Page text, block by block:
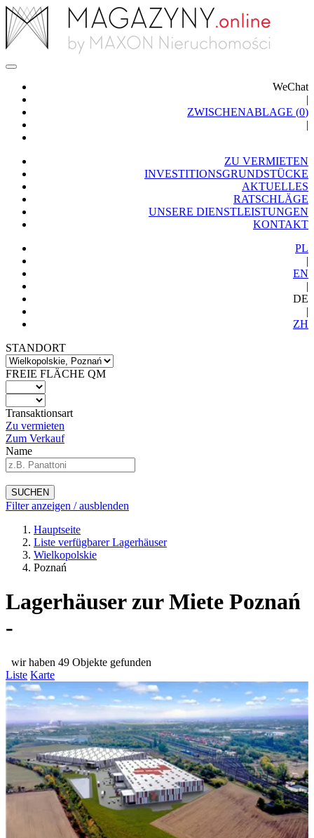
WeChat
|
ZWISCHENABLAGE (0)
|
ZU VERMIETEN
INVESTITIONSGRUNDSTÜCKE
AKTUELLES
RATSCHLÄGE
UNSERE DIENSTLEISTUNGEN
KONTAKT
PL
|
EN
|
DE
|
ZH
STANDORT
FREIE FLÄCHE QM
Transaktionsart
Zu vermieten
Zum Verkauf
Name
SUCHEN
Filter anzeigen / ausblenden
Hauptseite
Liste verfügbarer Lagerhäuser
Wielkopolskie
Poznań
Lagerhäuser zur Miete Poznań
-
wir haben 49 Objekte gefunden
Liste Karte